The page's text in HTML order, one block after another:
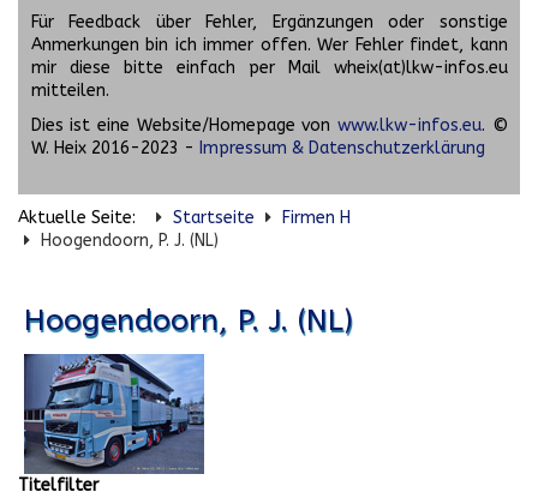
Für Feedback über Fehler, Ergänzungen oder sonstige
Anmerkungen bin ich immer offen. Wer Fehler findet, kann
mir diese bitte einfach per Mail wheix(at)lkw-infos.eu
mitteilen.
Dies ist eine Website/Homepage von www.lkw-infos.eu. ©
W. Heix 2016-2023 - Impressum & Datenschutzerklärung
Aktuelle Seite: Startseite
Firmen H
Hoogendoorn, P. J. (NL)
Hoogendoorn, P. J. (NL)
Titelfilter